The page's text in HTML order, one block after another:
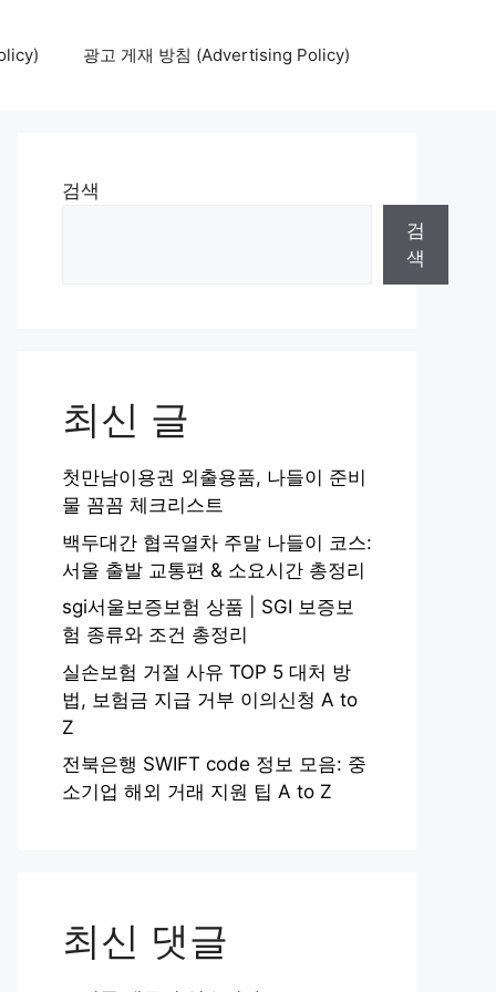
광고 게재 방침 (Advertising Policy)
검색
검
색
최신 글
첫만남이용권 외출용품, 나들이 준비
물 꼼꼼 체크리스트
백두대간 협곡열차 주말 나들이 코스:
서울 출발 교통편 & 소요시간 총정리
sgi서울보증보험 상품 | SGI 보증보
험 종류와 조건 총정리
실손보험 거절 사유 TOP 5 대처 방
법, 보험금 지급 거부 이의신청 A to
Z
전북은행 SWIFT code 정보 모음: 중
소기업 해외 거래 지원 팁 A to Z
최신 댓글